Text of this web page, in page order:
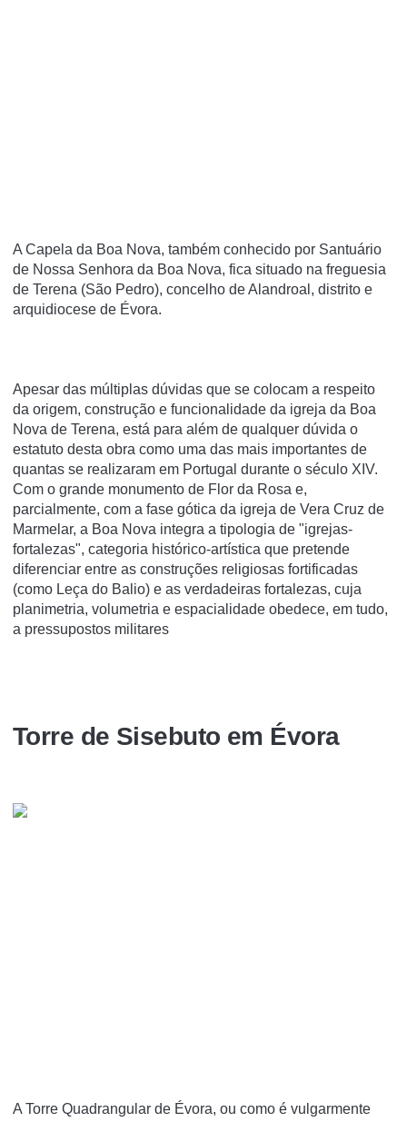
A Capela da Boa Nova, também conhecido por Santuário
de Nossa Senhora da Boa Nova, fica situado na freguesia
de Terena (São Pedro), concelho de Alandroal, distrito e
arquidiocese de Évora.
Apesar das múltiplas dúvidas que se colocam a respeito
da origem, construção e funcionalidade da igreja da Boa
Nova de Terena, está para além de qualquer dúvida o
estatuto desta obra como uma das mais importantes de
quantas se realizaram em Portugal durante o século XIV.
Com o grande monumento de Flor da Rosa e,
parcialmente, com a fase gótica da igreja de Vera Cruz de
Marmelar, a Boa Nova integra a tipologia de "igrejas-
fortalezas", categoria histórico-artística que pretende
diferenciar entre as construções religiosas fortificadas
(como Leça do Balio) e as verdadeiras fortalezas, cuja
planimetria, volumetria e espacialidade obedece, em tudo,
a pressupostos militares
Torre de Sisebuto em Évora
A Torre Quadrangular de Évora, ou como é vulgarmente